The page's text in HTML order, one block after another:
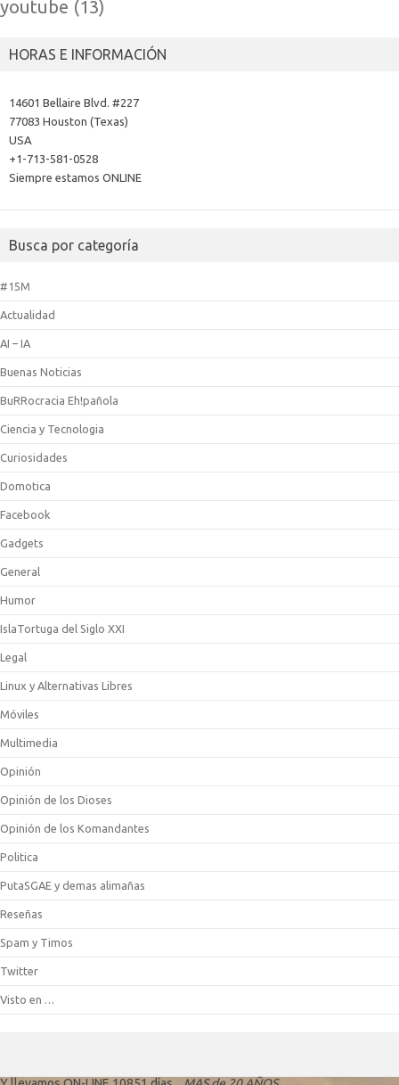
youtube (13)
HORAS E INFORMACIÓN
14601 Bellaire Blvd. #227
77083 Houston (Texas)
USA
+1-713-581-0528
Siempre estamos ONLINE
Busca por categoría
#15M
Actualidad
AI – IA
Buenas Noticias
BuRRocracia Eh!pañola
Ciencia y Tecnologia
Curiosidades
Domotica
Facebook
Gadgets
General
Humor
IslaTortuga del Siglo XXI
Legal
Linux y Alternativas Libres
Móviles
Multimedia
Opinión
Opinión de los Dioses
Opinión de los Komandantes
Politica
PutaSGAE y demas alimañas
Reseñas
Spam y Timos
Twitter
Visto en …